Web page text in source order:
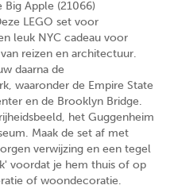
Apple (21066)
LEGO set voor
leuk NYC cadeau voor
reizen en architectuur.
daarna de
waaronder de Empire State
en de Brooklyn Bridge.
het Guggenheim
Maak de set af met
verwijzing en een tegel
voordat je hem thuis of op
of woondecoratie.